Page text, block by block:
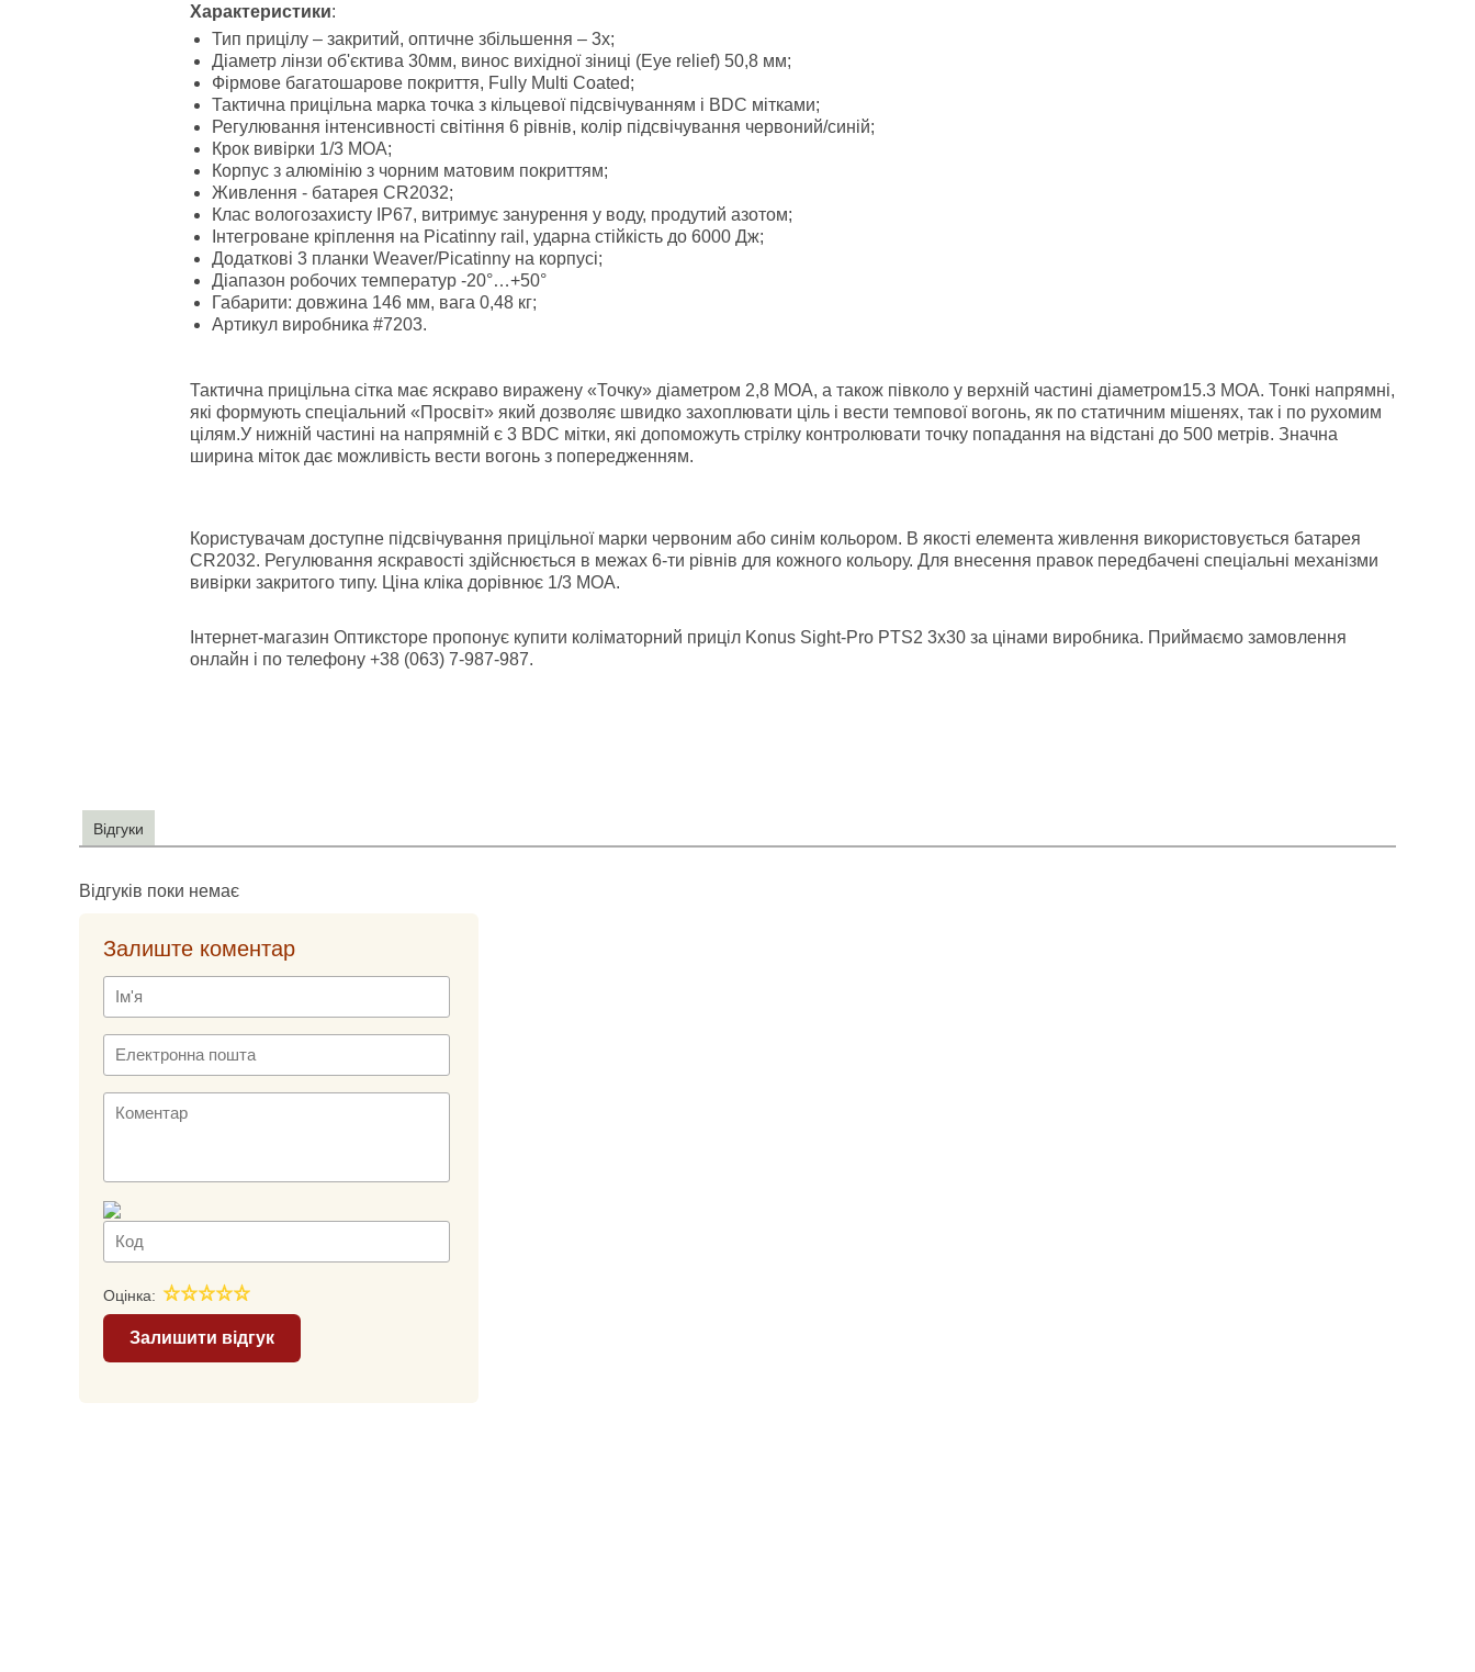
Характеристики:
Тип прицілу – закритий, оптичне збільшення – 3х;
Діаметр лінзи об'єктива 30мм, винос вихідної зіниці (Eye relief) 50,8 мм;
Фірмове багатошарове покриття, Fully Multi Coated;
Тактична прицільна марка точка з кільцевої підсвічуванням і BDC мітками;
Регулювання інтенсивності світіння 6 рівнів, колір підсвічування червоний/синій;
Крок вивірки 1/3 МОА;
Корпус з алюмінію з чорним матовим покриттям;
Живлення - батарея CR2032;
Клас вологозахисту ІР67, витримує занурення у воду, продутий азотом;
Інтегроване кріплення на Picatinny rail, ударна стійкість до 6000 Дж;
Додаткові 3 планки Weaver/Picatinny на корпусі;
Діапазон робочих температур -20°…+50°
Габарити: довжина 146 мм, вага 0,48 кг;
Артикул виробника #7203.
Тактична прицільна сітка має яскраво виражену «Точку» діаметром 2,8 МОА, а також півколо у верхній частині діаметром15.3 МОА. Тонкі напрямні,
які формують спеціальний «Просвіт» який дозволяє швидко захоплювати ціль і вести темпової вогонь, як по статичним мішенях, так і по рухомим
цілям.У нижній частині на напрямній є 3 BDC мітки, які допоможуть стрілку контролювати точку попадання на відстані до 500 метрів. Значна
ширина міток дає можливість вести вогонь з попередженням.
Користувачам доступне підсвічування прицільної марки червоним або синім кольором. В якості елемента живлення використовується батарея
CR2032. Регулювання яскравості здійснюється в межах 6-ти рівнів для кожного кольору. Для внесення правок передбачені спеціальні механізми
вивірки закритого типу. Ціна кліка дорівнює 1/3 МОА.
Інтернет-магазин Оптиксторе пропонує купити коліматорний приціл Konus Sight-Pro PTS2 3x30 за цінами виробника. Приймаємо замовлення
онлайн і по телефону +38 (063) 7-987-987.
Відгуки
Відгуків поки немає
Залиште коментар
Оцінка:
Залишити відгук